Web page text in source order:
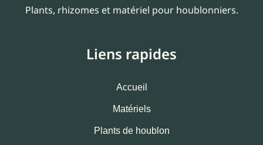
Plants, rhizomes et matériel pour houblonniers.
Liens rapides
Accueil
Matériels
Plants de houblon